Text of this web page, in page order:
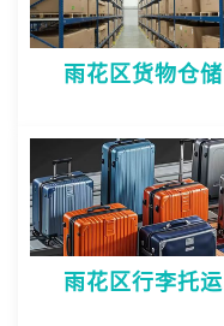
雨花区货物仓储
雨花区行李托运